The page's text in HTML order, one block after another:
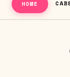
HOME